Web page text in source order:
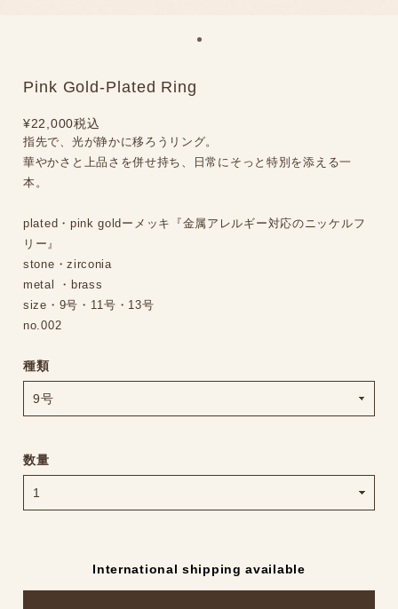
Pink Gold-Plated Ring
¥22,000税込
指先で、光が静かに移ろうリング。
華やかさと上品さを併せ持ち、日常にそっと特別を添える一
本。
plated・pink goldーメッキ『金属アレルギー対応のニッケルフ
リー』
stone・zirconia
metal ・brass
size・9号・11号・13号
no.002
種類
数量
International shipping available